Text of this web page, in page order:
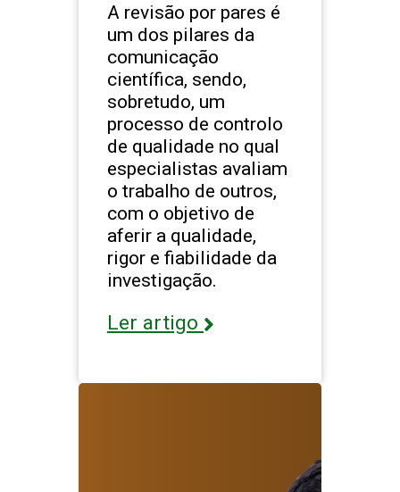
A revisão por pares é
um dos pilares da
comunicação
científica, sendo,
sobretudo, um
processo de controlo
de qualidade no qual
especialistas avaliam
o trabalho de outros,
com o objetivo de
aferir a qualidade,
rigor e fiabilidade da
investigação.
Ler artigo